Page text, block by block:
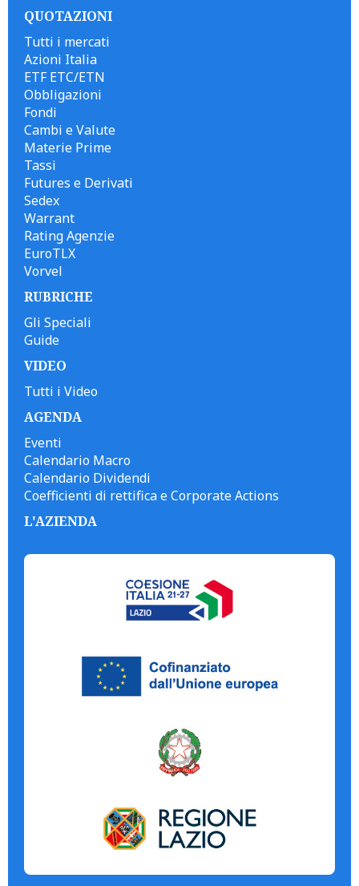
QUOTAZIONI
Tutti i mercati
Azioni Italia
ETF ETC/ETN
Obbligazioni
Fondi
Cambi e Valute
Materie Prime
Tassi
Futures e Derivati
Sedex
Warrant
Rating Agenzie
EuroTLX
Vorvel
RUBRICHE
Gli Speciali
Guide
VIDEO
Tutti i Video
AGENDA
Eventi
Calendario Macro
Calendario Dividendi
Coefficienti di rettifica e Corporate Actions
L'AZIENDA